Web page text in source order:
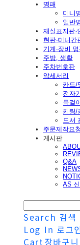
명패
미니
일반
재실표지판·
현판·미니간
기계·장비
주방, 생활
주차번호판
악세서리
카드/
전자
목걸
키링/
도서
주문제작요청
게시판
Q&A
AS
Search 검색
Log In 로그
Cart 장바구니